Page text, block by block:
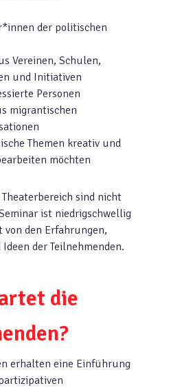
der politischen
Vereinen, Schulen,
und Initiativen
Personen
migrantischen
Themen kreativ und
möchten
sind nicht
ist niedrigschwellig
den Erfahrungen,
der Teilnehmenden.
die
erhalten eine Einführung